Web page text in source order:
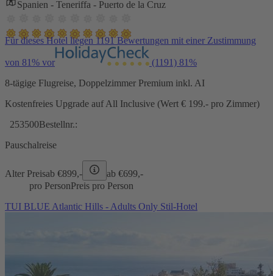
Spanien - Teneriffa - Puerto de la Cruz
Für dieses Hotel liegen 1191 Bewertungen mit einer Zustimmung
von 81% vor (1191) 81%
8-tägige Flugreise, Doppelzimmer Premium inkl. AI
Kostenfreies Upgrade auf All Inclusive (Wert € 199.- pro Zimmer)
253500Bestellnr.:
Pauschalreise
Alter Preisab €899,- ab €699,-
pro PersonPreis pro Person
TUI BLUE Atlantic Hills - Adults Only Stil-Hotel